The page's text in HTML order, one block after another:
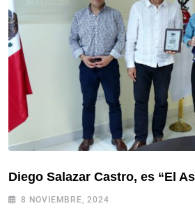
Diego Salazar Castro, es “El
8 NOVIEMBRE, 2024